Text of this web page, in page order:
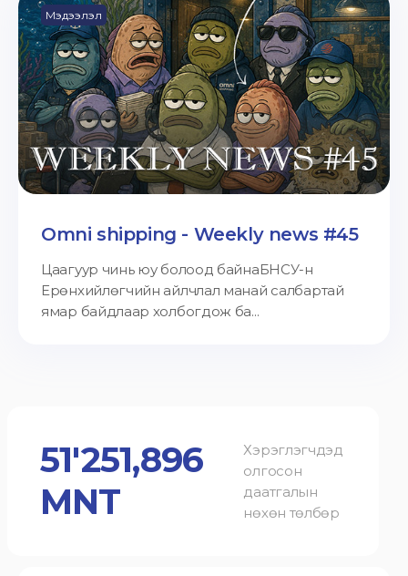
Мэдээлэл
Omni shipping - Weekly news #45
Цаагуур чинь юу болоод байнаБНСУ-н
Ерөнхийлөгчийн айлчлал манай салбартай
ямар байдлаар холбогдож ба...
51'251,896
MNT
Хэрэглэгчдэд
олгосон
даатгалын
нөхөн төлбөр